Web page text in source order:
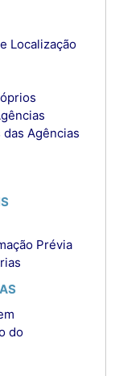
Localização
Agências
Prévia
do